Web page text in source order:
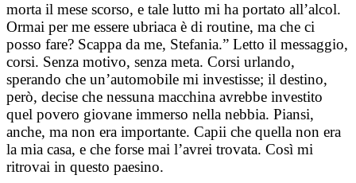
morta il mese scorso, e tale lutto mi ha portato all’alcol.
Ormai per me essere ubriaca è di routine, ma che ci
posso fare? Scappa da me, Stefania.” Letto il messaggio,
corsi. Senza motivo, senza meta. Corsi urlando,
sperando che un’automobile mi investisse; il destino,
però, decise che nessuna macchina avrebbe investito
quel povero giovane immerso nella nebbia. Piansi,
anche, ma non era importante. Capii che quella non era
la mia casa, e che forse mai l’avrei trovata. Così mi
ritrovai in questo paesino.